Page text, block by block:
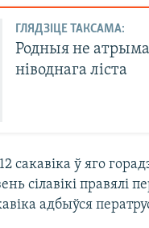
ГЛЯДЗІЦЕ ТАКСАМА:
Родныя не
ніводнага ліста
ў яго
сілавікі правялі
адбыўся